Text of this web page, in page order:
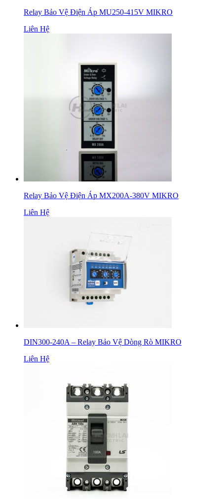
Relay Bảo Vệ Điện Áp MU250-415V MIKRO
Liên Hệ
Relay Bảo Vệ Điện Áp MX200A-380V MIKRO
Liên Hệ
DIN300-240A – Relay Bảo Vệ Dòng Rò MIKRO
Liên Hệ